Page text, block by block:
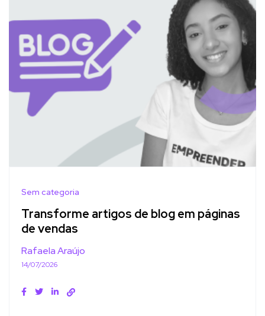
Sem categoria
Transforme artigos de blog em páginas
de vendas
Rafaela Araújo
14/07/2026